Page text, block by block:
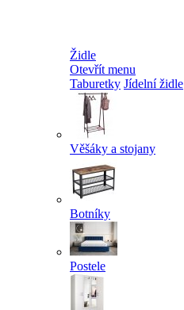
Židle
Otevřít menu
Taburetky Jídelní židle
Věšáky a stojany
Botníky
Postele